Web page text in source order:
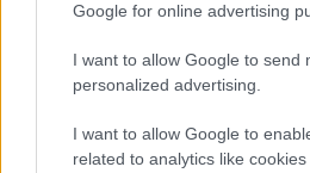
Google for online advertising
I want to allow Google to send
personalized advertising.
I want to allow Google to
related to analytics like